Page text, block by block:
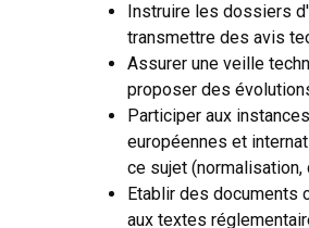
Instruire les dossiers
transmettre des avis
Assurer une veille
proposer des
Participer aux
européennes et
ce sujet (normalisation,
Etablir des documents
aux textes